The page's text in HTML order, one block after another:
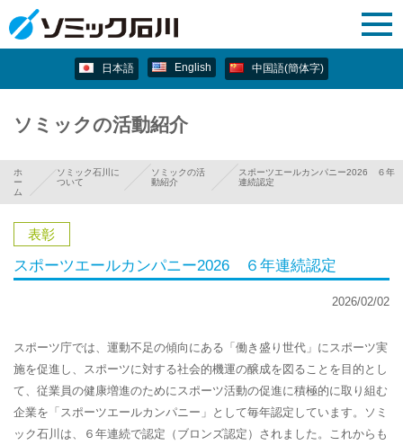
ボールジョイントを中心に
日本語 English 中国語(簡体字)
ソミックの活動紹介
ホ
ー
ム
ソミック石川に
ついて
ソミックの活
動紹介
スポーツエールカンパニー2026 ６年
連続認定
表彰
スポーツエールカンパニー2026 ６年連続認定
2026/02/02
スポーツ庁では、運動不足の傾向にある「働き盛り世代」にスポーツ実
施を促進し、スポーツに対する社会的機運の醸成を図ることを目的とし
て、従業員の健康増進のためにスポーツ活動の促進に積極的に取り組む
企業を「スポーツエールカンパニー」として毎年認定しています。ソミ
ック石川は、６年連続で認定（ブロンズ認定）されました。これからも